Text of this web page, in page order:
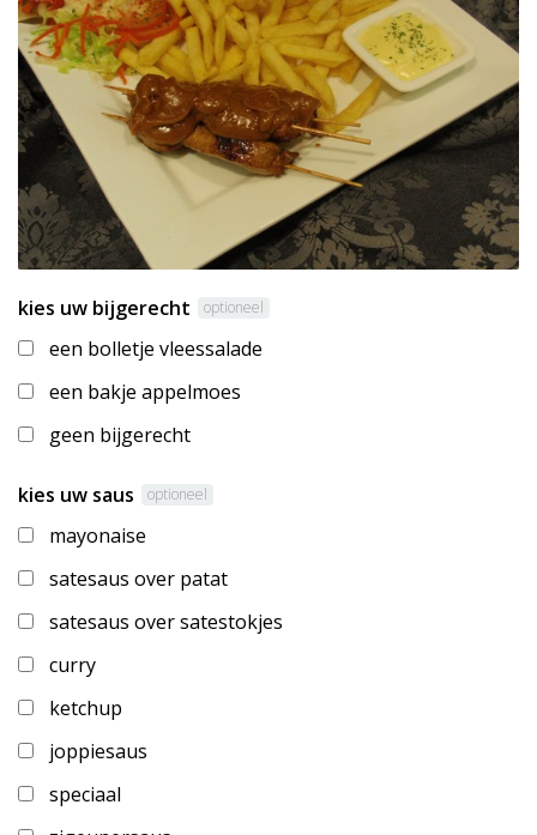
kies uw bijgerecht optioneel
een bolletje vleessalade
een bakje appelmoes
geen bijgerecht
kies uw saus optioneel
mayonaise
satesaus over patat
satesaus over satestokjes
curry
ketchup
joppiesaus
speciaal